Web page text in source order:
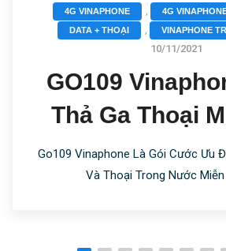
4G VINAPHONE , 4G
DATA + THOẠI , VINAPHONE
10/11/2021
GO109
Thả Ga Thoại
Go109 Vinaphone Là Gói Cước Ưu
Và Thoại Trong Nước